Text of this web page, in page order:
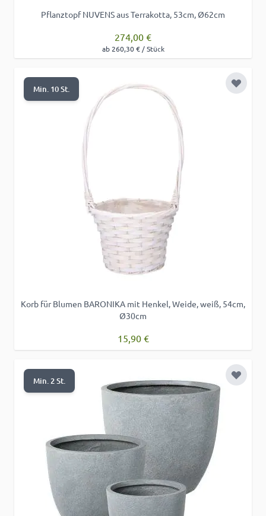
Pflanztopf NUVENS aus Terrakotta, 53cm, Ø62cm
274,00 €
ab 260,30 € / Stück
Min. 10 St. Zur
Korb für Blumen BARONIKA mit Henkel, Weide, weiß, 54cm,
Ø30cm
15,90 €
Min. 2 St. Zur